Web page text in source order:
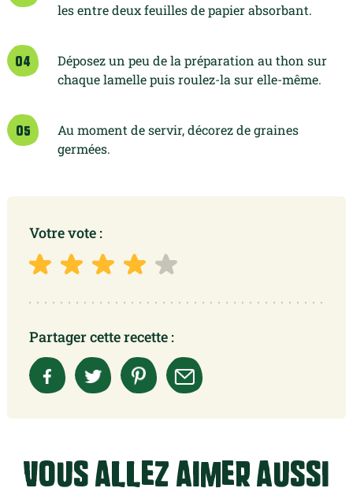
les entre deux feuilles de papier absorbant.
04
Déposez un peu de la préparation au thon sur
chaque lamelle puis roulez-la sur elle-même.
05
Au moment de servir, décorez de graines
germées.
Votre vote :
Partager cette recette :
Vous allez aimer aussi